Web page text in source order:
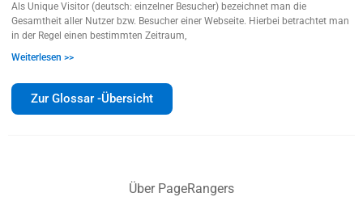
Als Unique Visitor (deutsch: einzelner Besucher) bezeichnet man die
Gesamtheit aller Nutzer bzw. Besucher einer Webseite. Hierbei betrachtet man
in der Regel einen bestimmten Zeitraum,
Weiterlesen >>
Zur Glossar -Übersicht
Über PageRangers